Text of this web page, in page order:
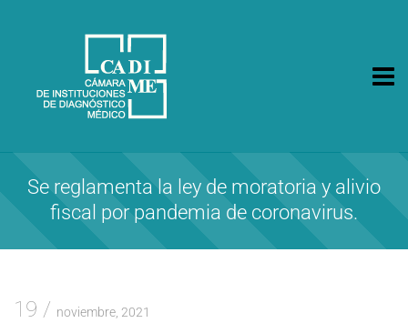
CA.DI.ME.
Cámara de Instituciones de Diagnóstico Médico
Se reglamenta la ley de moratoria y alivio
fiscal por pandemia de coronavirus.
19 noviembre, 2021